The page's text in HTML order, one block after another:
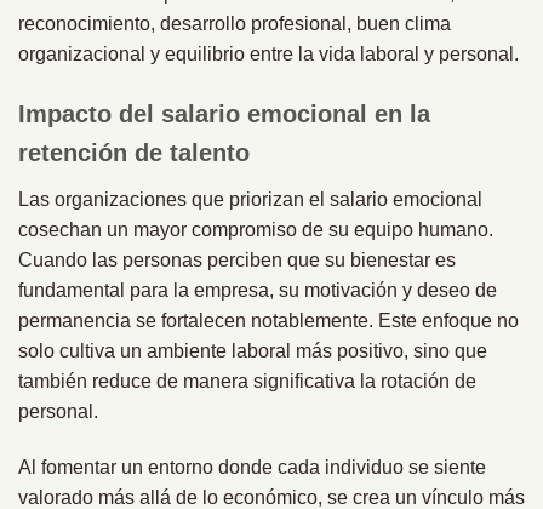
reconocimiento, desarrollo profesional, buen clima
organizacional y equilibrio entre la vida laboral y personal.
Impacto del salario emocional en la
retención de talento
Las organizaciones que priorizan el salario emocional
cosechan un mayor compromiso de su equipo humano.
Cuando las personas perciben que su bienestar es
fundamental para la empresa, su motivación y deseo de
permanencia se fortalecen notablemente. Este enfoque no
solo cultiva un ambiente laboral más positivo, sino que
también reduce de manera significativa la rotación de
personal.
Al fomentar un entorno donde cada individuo se siente
valorado más allá de lo económico, se crea un vínculo más